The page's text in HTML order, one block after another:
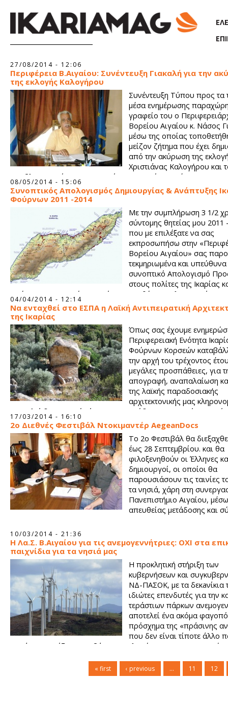
27/08/2014 - 12:06
Περιφέρεια Β.Αιγαίου: Συνέντευξη Γιακαλή για την
της εκλογής Καλογήρου
Συνέντευξη Τύπου προς τα
μέσα ενημέρωσης
γραφείο του ο
Βορείου Αιγαίου κ. Νάσος
μέσω της οποίας
μείζον ζήτημα που έχει
από την ακύρωση της
Χριστιάνας Καλογήρου και
προβληματισμό που επικρατεί για την επόμενη μέρα της
αρχής.
08/05/2014 - 15:06
Συνοπτικός Απολογισμός Δημιουργίας & Ανάπτυξης
Φούρνων 2011 -2014
Με την συμπλήρωση 3 1/2
σύντομης θητείας μου 2011
που με επιλέξατε να σας
εκπροσωπήσω στην
Βορείου Αιγαίου» σας
τεκμηριωμένα και υπεύθυνα
συνοπτικό Απολογισμό
στους πολίτες της Ικαρίας
Φούρνων - Κορσαιών που είχα την ευθύνη της λειτουργίας
04/04/2014 - 12:14
Να ενταχθεί στο ΕΣΠΑ η Λαϊκή Αντιπειρατική
της Ικαρίας
Όπως σας έχουμε
Περιφερειακή Ενότητα
Φούρνων Κορσεών
την αρχή του τρέχοντος
μεγάλες προσπάθειες, για
απογραφή, αναπαλαίωση
της λαϊκής παραδοσιακής
αρχιτεκτονικής μας
αποτελεί διαχρονικό αίτημα του αρμόδιου υπουργείου
νησιώτικης πολίτικης και της Ικαριακής κοινωνίας.
17/03/2014 - 16:10
2ο Διεθνές Φεστιβάλ Ντοκιμαντέρ AegeanDocs
Το 2ο Φεστιβάλ θα
έως 28 Σεπτεμβρίου. και θα
φιλοξενηθούν οι Έλληνες
δημιουργοί, οι οποίοι θα
παρουσιάσουν τις ταινίες
τα νησιά, χάρη στη
Πανεπιστήμιο Αιγαίου, μέσω
απευθείας μετάδοσης και
10/03/2014 - 21:36
H Λα.Σ. Β.Αιγαίου για τις ανεμογεννήτριες: ΟΧΙ στα
παιχνίδια για τα νησιά μας
Η προκλητική στήριξη των
κυβερνήσεων και
ΝΔ-ΠΑΣΟΚ, με τα δεκaνίκια
ιδιώτες επενδυτές για την
τεράστιων πάρκων
αποτελεί ένα ακόμα
πρόσχημα της «πράσινης
που δεν είναι τίποτε άλλο
«πράσινες μπίζνες» σε βάρος του λαού και των
« first ‹ previous … 11 12